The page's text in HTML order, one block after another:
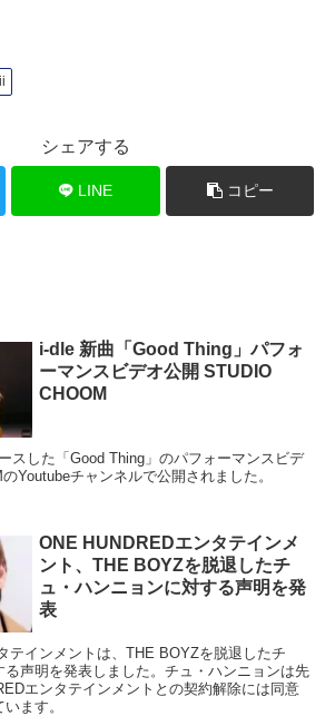
シェアする
LINE コピー
i-dle 新曲「Good Thing」パフォ
ーマンスビデオ公開 STUDIO
CHOOM
スした「Good Thing」のパフォーマンスビデ
Youtubeチャンネルで公開されました。
ONE HUNDREDエンタテインメ
ント、THE BOYZを脱退したチ
ュ・ハンニョンに対する声明を発
表
テインメントは、THE BOYZを脱退したチ
る声明を発表しました。チュ・ハンニョンは先
エンタテインメントとの契約解除には同意
ます。